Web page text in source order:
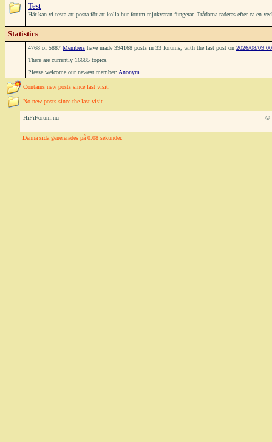
Test
Här kan vi testa att posta för att kolla hur forum-mjukvaran fungerar. Trådarna raderas efter ca en
Statistics
4768 of 5887 Members have made 394168 posts in 33 forums, with the last post on 2026/08/09
There are currently 16685 topics.
Please welcome our newest member: Anonym
Contains new posts since last visit.
No new posts since the last visit.
HiFiForum.nu ©
Denna sida genererades på 0.08 sekunder.